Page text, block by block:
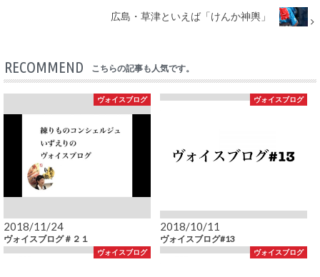
広島・草津といえば「けんか神輿」
RECOMMEND こちらの記事も人気です。
ヴォイスブログ
2018/11/24
ヴォイスブログ＃２１
ヴォイスブログ
2018/10/11
ヴォイスブログ#13
ヴォイスブログ ヴォイスブログ